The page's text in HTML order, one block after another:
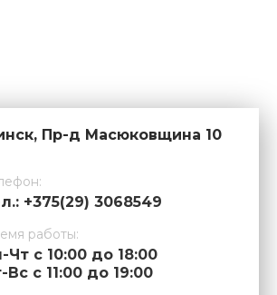
Пр-д Масюковщина 10
+375(29) 3068549
работы:
Чт с 10:00 до 18:00
Вс с 11:00 до 19:00